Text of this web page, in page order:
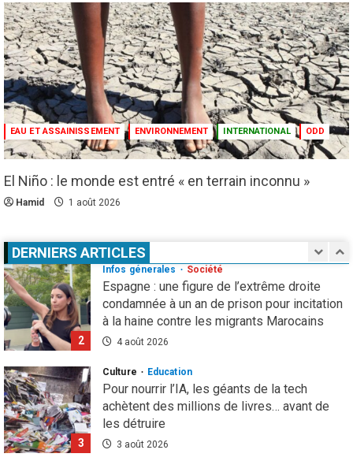
EAU ET ASSAINISSEMENT ENVIRONNEMENT INTERNATIONAL ODD
El Niño : le monde est entré « en terrain inconnu »
Hamid 1 août 2026
DERNIERS ARTICLES
malnutrition
1 août 2026
5
Droit humain
Eau et assainissement
Environnement
International ODD
El Niño : le monde est entré « en terrain
inconnu »
1 août 2026
81 ans après Hiroshima, l’ONU sonne
l’alarme : le spectre d’une guerre nucléaire
7 août 2026
2
Infos génerales Société
Espagne : une figure de l’extrême droite
condamnée à un an de prison pour incitation
à la haine contre les migrants Marocains
4 août 2026
3
Culture Education
Pour nourrir l’IA, les géants de la tech
achètent des millions de livres… avant de
les détruire
3 août 2026